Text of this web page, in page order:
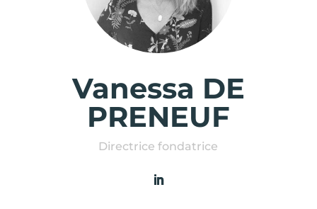
Vanessa DE
PRENEUF
Directrice fondatrice